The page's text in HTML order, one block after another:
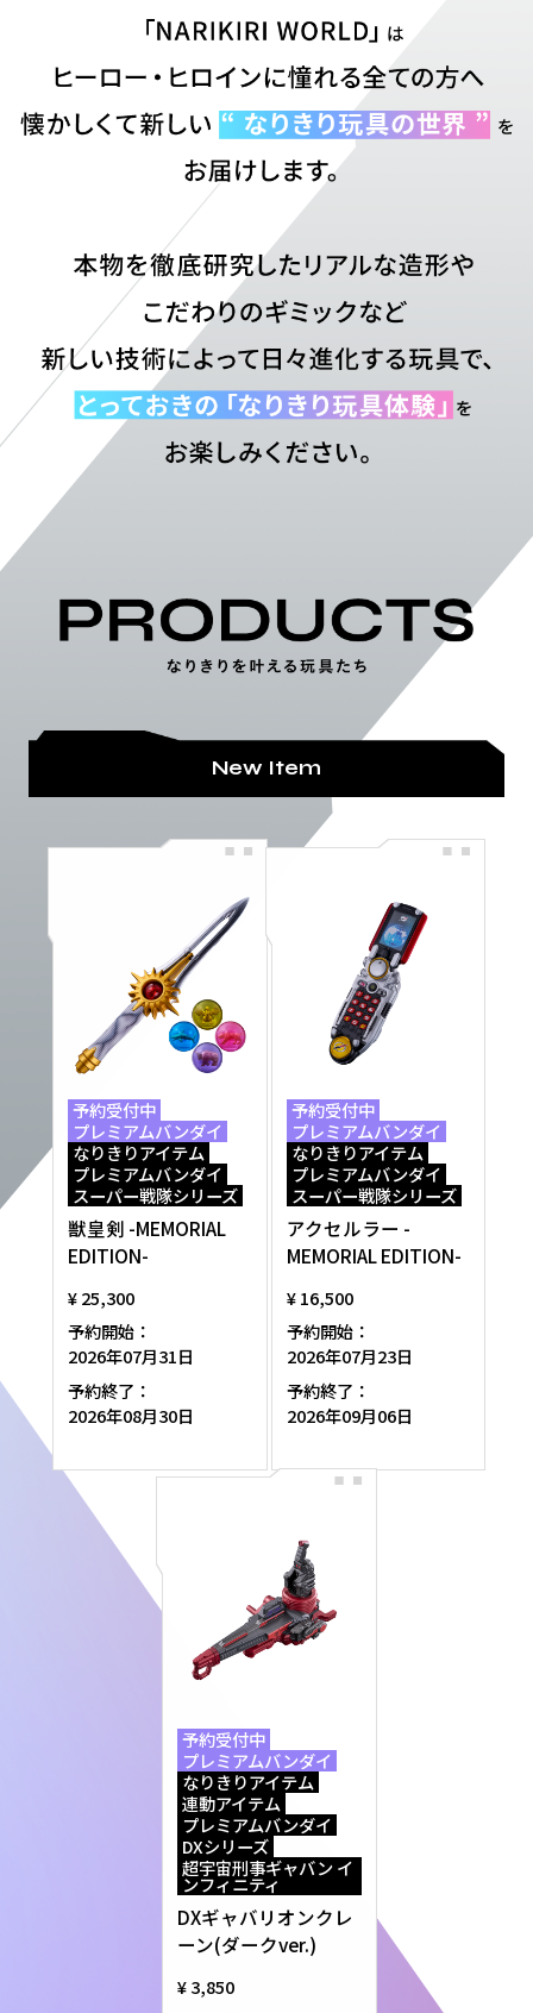
New Item
予約受付中
プレミアムバンダイ
なりきりアイテム
プレミアムバンダイ
スーパー戦隊シリーズ
獣皇剣 -MEMORIAL
EDITION-
¥ 25,300
予約開始：
2026年07月31日
予約終了：
2026年08月30日
予約受付中
プレミアムバンダイ
なりきりアイテム
プレミアムバンダイ
スーパー戦隊シリーズ
アクセルラー -
MEMORIAL EDITION-
¥ 16,500
予約開始：
2026年07月23日
予約終了：
2026年09月06日
予約受付中
プレミアムバンダイ
なりきりアイテム
連動アイテム
プレミアムバンダイ
DXシリーズ
超宇宙刑事ギャバン イ
ンフィニティ
DXギャバリオンクレ
ーン(ダークver.)
¥ 3,850